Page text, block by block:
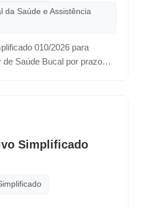
da Saúde e Assistência
010/2026 para
Saúde Bucal por prazo
Simplificado